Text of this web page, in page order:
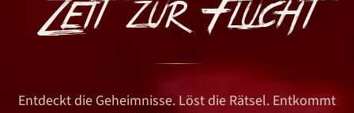
Zeit zur Flucht
Entdeckt die Geheimnisse. Löst die Rätsel. Entkommt